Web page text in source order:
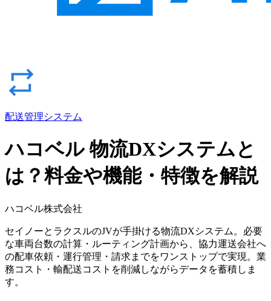
配送管理システム
ハコベル 物流DXシステムと
は？料金や機能・特徴を解説
ハコベル株式会社
セイノーとラクスルのJVが手掛ける物流DXシステム。必要
な車両台数の計算・ルーティング計画から、協力運送会社へ
の配車依頼・運行管理・請求までをワンストップで実現。業
務コスト・輸配送コストを削減しながらデータを蓄積しま
す。